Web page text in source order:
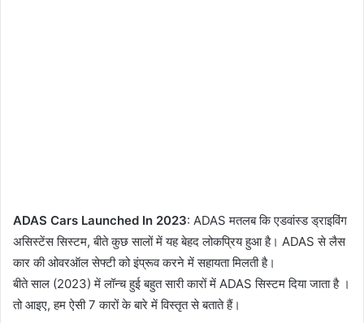
ADAS Cars Launched In 2023: ADAS मतलब कि एडवांस्ड ड्राइविंग
असिस्टेंस सिस्टम, बीते कुछ सालों में यह बेहद लोकप्रिय हुआ है। ADAS से लैस
कार की ओवरऑल सेफ्टी को इंप्रूव करने में सहायता मिलती है।
बीते साल (2023) में लॉन्च हुई बहुत सारी कारों में ADAS सिस्टम दिया जाता है ।
तो आइए, हम ऐसी 7 कारों के बारे में विस्तृत से बताते हैं।